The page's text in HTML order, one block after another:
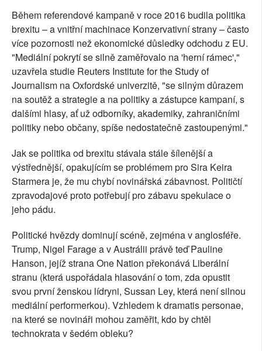
Během referendové kampaně v roce 2016 budila politika
brexitu – a vnitřní machinace Konzervativní strany – často
více pozornosti než ekonomické důsledky odchodu z EU.
"Mediální pokrytí se silně zaměřovalo na 'herní rámec',"
uzavřela studie Reuters Institute for the Study of
Journalism na Oxfordské univerzitě, "se silným důrazem
na soutěž a strategie a na politiky a zástupce kampaní, s
dalšími hlasy, ať už odborníky, akademiky, zahraničními
politiky nebo občany, spíše nedostatečně zastoupenými."
Jak se politika od brexitu stávala stále šílenější a
výstřednější, opakujícím se problémem pro Sira Keira
Starmera je, že mu chybí novinářská zábavnost. Političtí
zpravodajové proto potřebují pro zábavu spekulace o
jeho pádu.
Politické hvězdy dominují scéně, zejména v anglosféře.
Trump, Nigel Farage a v Austrálii právě teď Pauline
Hanson, jejíž strana One Nation překonává Liberální
stranu (která uspořádala hlasování o tom, zda opustit
svou první ženskou lídryni, Sussan Ley, která není silnou
mediální performerkou). Vzhledem k dramatis personae,
na které se novináři mohou zaměřit, kdo by chtěl
technokrata v šedém obleku?